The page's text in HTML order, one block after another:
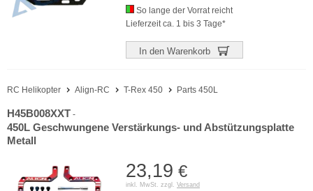
So lange der Vorrat reicht
Lieferzeit ca. 1 bis 3 Tage*
In den Warenkorb
RC Helikopter Align-RC T-Rex 450 Parts 450L
H45B008XXT -
450L Geschwungene Verstärkungs- und Abstützungsplatte
Metall
23,19 €
inkl. MwSt. zzgl. Versand